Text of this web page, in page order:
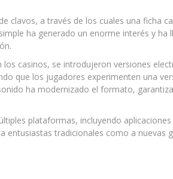
clavos, a través de los cuales una ficha
ha generado un enorme interés y ha
casinos, se introdujeron versiones
que los jugadores experimenten una
ha modernizado el formato,
plataformas, incluyendo
entusiastas tradicionales como a nuevas